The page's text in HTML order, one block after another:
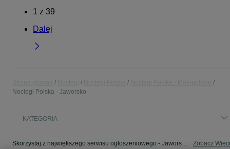
1 z 39
Dalej
Noclegi Polska - Jaworsko
KATEGORIA
Skorzystaj z największego serwisu ogłoszeniowego - Jaworsko i okolice! - kupuj lub sprzedawaj jeszcze wygodniej w kategorii Noclegi Polska! Zobacz